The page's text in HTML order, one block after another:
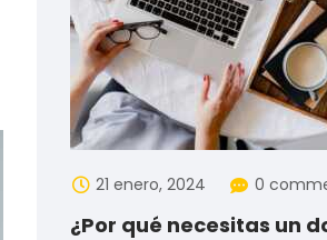
21 enero, 2024 0
¿Por qué necesitas un